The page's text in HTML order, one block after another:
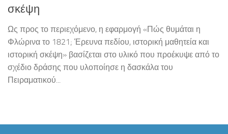
σκέψη
Ως προς το περιεχόμενο, η εφαρμογή «Πώς θυμάται η
Φλώρινα το 1821; Έρευνα πεδίου, ιστορική μαθητεία και
ιστορική σκέψη» βασίζεται στο υλικό που προέκυψε από το
σχέδιο δράσης που υλοποίησε η δασκάλα του
Πειραματικού...